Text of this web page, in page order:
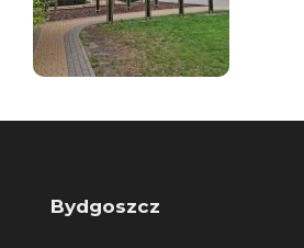
Bydgoszcz